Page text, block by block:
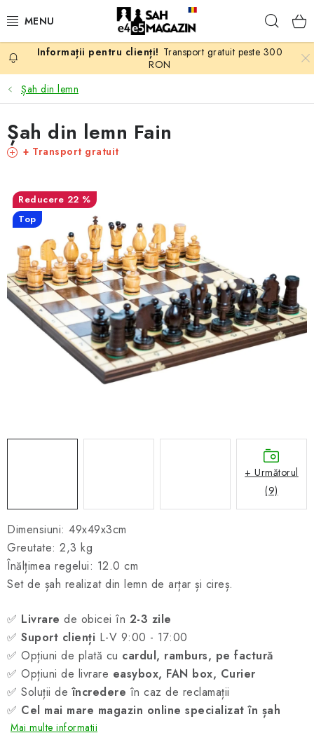
PROMOTII
ȘAH
PIESE DE ȘAH
CEAS DE ȘAH
CĂRȚI DE ȘAH
ANTICARIAT
ȘAH ONLINE
MERCH ȘAH
Transport gratuit peste 300
RON
Șah din lemn
Dimensiuni: 49x49x3cm
Greutate: 2,3 kg
Înălțimea regelui: 12.0 cm
Set de șah realizat din lemn de arțar și cireș.
✅ Livrare de obicei în 2-3 zile
✅ Suport clienți L-V 9:00 - 17:00
✅ Opțiuni de plată cu cardul, ramburs, pe factură
✅ Opțiuni de livrare easybox, FAN box, Curier
✅ Soluții deîncredere în caz de reclamații
✅ Cel mai mare magazin online specializat în șah
Mai multe informatii
Șah din lemn Fain
+ Transport gratuit
22 %
Top
+ Următorul
(9)